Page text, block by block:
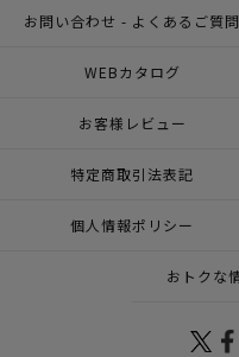
お問い合わせ - よくあるご質問
WEBカタログ
お客様レビュー
特定商取引法表記
個人情報ポリシー
おトクな